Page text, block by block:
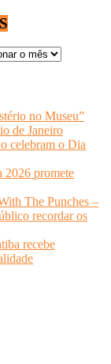
no Museu”
de Janeiro
celebram o Dia
2026 promete
The Punches –
recordar os
recebe